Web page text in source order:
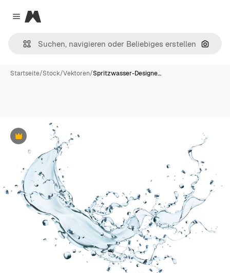
Close menu
Magnific
Nach
Startseite/Stock/Vektoren/Spritzwasser-Designe…
Premium